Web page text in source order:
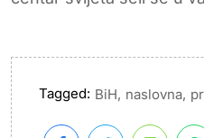
Tagged: BiH, naslovna,